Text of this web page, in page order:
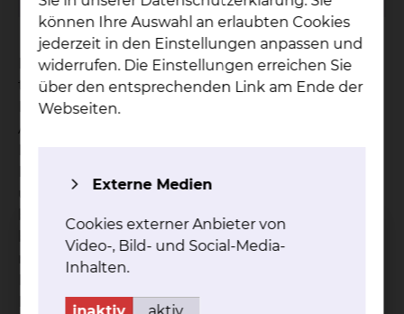
Der Sozialdienst ergänzt die ärztliche,
therapeutische und pflegerische Aufgabe im
Krankenhaus. Wir beraten Sie und Ihre
Angehörige bei persönlichen und sozialen
und Ihr Leben in sozialer, psychischer, physischer,
beruflicher und finanzieller Hinsicht
beeinträchtigen. Wir sind für Sie da und suchen
mit Ihnen gemeinsam nach
Krankenhausaufenthalt. Um einen nahtlosen
können Ihre Auswahl an erlaubten Cookies
jederzeit in den Einstellungen anpassen und
widerrufen. Die Einstellungen erreichen Sie
über den entsprechenden Link am Ende der
Webseiten.
Externe Medien
Cookies externer Anbieter von
Video-, Bild- und Social-Media-
Inhalten.